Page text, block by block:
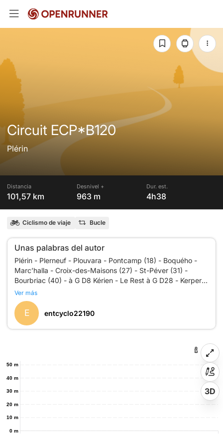
Circuit ECP*B120
Plérin
Distancia
101,57 km
Desnivel +
963 m
Dur. est.
4h38
Ciclismo de viaje Bucle
Unas palabras del autor
Plérin - Plerneuf - Plouvara - Pontcamp (18) - Boquého -
Marc’halla - Croix-des-Maisons (27) - St-Péver (31) -
Bourbriac (40) - à G D8 Kérien - Le Rest à G D28 - Kerpert
- St-Gilles-Pligeaux (61) - La Clarté - D4 St-Connan -
Seven-Léhart (67) - St-Gildas - Le Fœil - St-Donnan (85) -
Ver más
E entcyclo22190
0 m
10 m
20 m
30 m
40 m
50 m
3D